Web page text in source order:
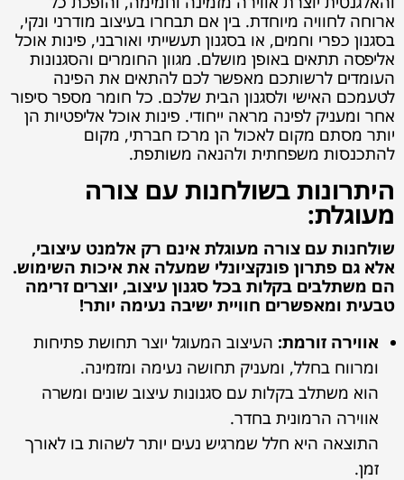
ארוחה לחוויה מיוחדת. בין אם תבחרו בעיצוב מודרני ונקי,
בסגנון כפרי וחמים, או בסגנון תעשייתי ואורבני, פינות אוכל
אליפסה תתאים באופן מושלם. מגוון החומרים והסגנונות
העומדים לרשותכם מאפשר לכם להתאים את הפינה
לטעמכם האישי ולסגנון הבית שלכם. כל חומר מספר סיפור
אחר ומעניק לפינה מראה ייחודי. פינות אוכל אליפטיות הן
יותר מסתם מקום לאכול הן מרכז חברתי, מקום
להתכנסות משפחתית ולהנאה משותפת.
היתרונות בשולחנות עם צורה
מעוגלת:
שולחנות עם צורה מעוגלת אינם רק אלמנט עיצובי,
אלא גם פתרון פונקציונלי שמעלה את איכות השימוש.
הם משתלבים בקלות בכל סגנון עיצוב, יוצרים זרימה
טבעית ומאפשרים חוויית ישיבה נעימה יותר!
אווירה זורמת: העיצוב המעוגל יוצר תחושת פתיחות
ומרווח בחלל, ומעניק תחושה נעימה ומזמינה.
הוא משתלב בקלות עם סגנונות עיצוב שונים ומשרה
אווירה הרמונית בחדר.
התוצאה היא חלל שמרגיש נעים יותר לשהות בו לאורך
זמן.